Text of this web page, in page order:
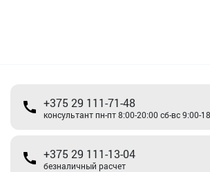
+375 29 111-71-48
консультант пн-пт 8:00-20:00 сб-вс 9:00-
+375 29 111-13-04
безналичный расчет